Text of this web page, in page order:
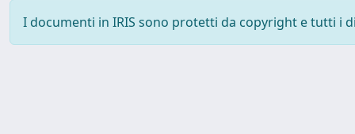
I documenti in IRIS sono protetti da copyright e tutti i